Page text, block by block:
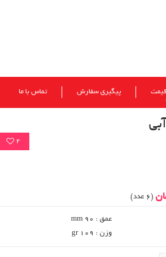
پیگیری سفارش تماس با ما
2
(6 عدد)
عمق : 90 mm
وزن : gr 109